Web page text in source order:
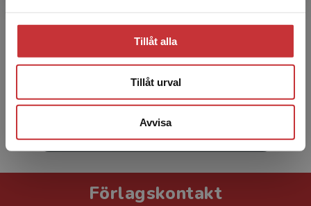
Tillåt alla
Tillåt urval
Avvisa
Elisabeth Argentzell - leg. arbetsterapeut,
doktor i medicinsk vetenskap, docent i
arbetsterapi och universitetslektor vid
Institutionen för hälsov...
Visa alla - 9
Förlagskontakt